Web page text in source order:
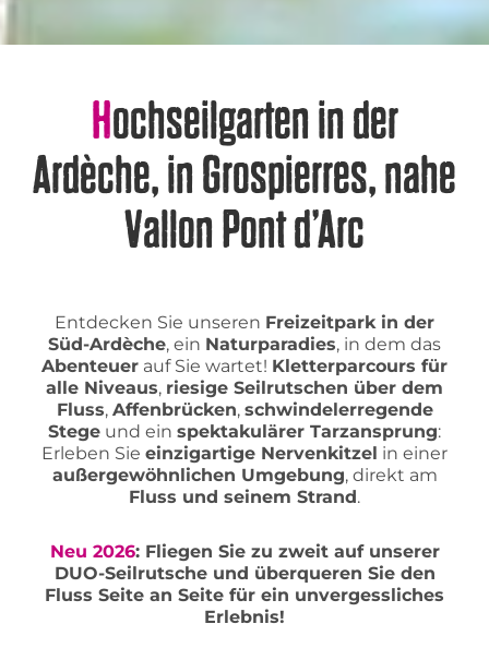
Hochseilgarten in der
Ardèche, in Grospierres, nahe
Vallon Pont d’Arc
Entdecken Sie unseren Freizeitpark in der
Süd-Ardèche, ein Naturparadies, in dem das
Abenteuer auf Sie wartet! Kletterparcours für
alle Niveaus, riesige Seilrutschen über dem
Fluss, Affenbrücken, schwindelerregende
Stege und ein spektakulärer Tarzansprung:
Erleben Sie einzigartige Nervenkitzel in einer
außergewöhnlichen Umgebung, direkt am
Fluss und seinem Strand.
Neu 2026: Fliegen Sie zu zweit auf unserer
DUO-Seilrutsche und überqueren Sie den
Fluss Seite an Seite für ein unvergessliches
Erlebnis!